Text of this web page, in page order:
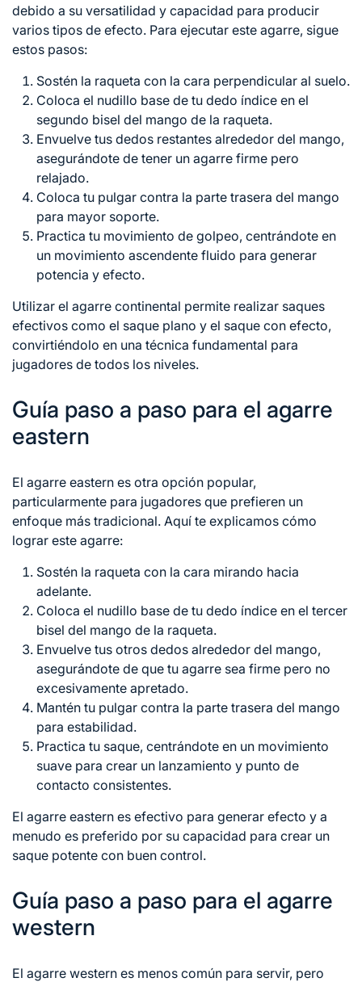
debido a su versatilidad y capacidad para producir
varios tipos de efecto. Para ejecutar este agarre, sigue
estos pasos:
Sostén la raqueta con la cara perpendicular al suelo.
Coloca el nudillo base de tu dedo índice en el
segundo bisel del mango de la raqueta.
Envuelve tus dedos restantes alrededor del mango,
asegurándote de tener un agarre firme pero
relajado.
Coloca tu pulgar contra la parte trasera del mango
para mayor soporte.
Practica tu movimiento de golpeo, centrándote en
un movimiento ascendente fluido para generar
potencia y efecto.
Utilizar el agarre continental permite realizar saques
efectivos como el saque plano y el saque con efecto,
convirtiéndolo en una técnica fundamental para
jugadores de todos los niveles.
Guía paso a paso para el agarre
eastern
El agarre eastern es otra opción popular,
particularmente para jugadores que prefieren un
enfoque más tradicional. Aquí te explicamos cómo
lograr este agarre:
Sostén la raqueta con la cara mirando hacia
adelante.
Coloca el nudillo base de tu dedo índice en el tercer
bisel del mango de la raqueta.
Envuelve tus otros dedos alrededor del mango,
asegurándote de que tu agarre sea firme pero no
excesivamente apretado.
Mantén tu pulgar contra la parte trasera del mango
para estabilidad.
Practica tu saque, centrándote en un movimiento
suave para crear un lanzamiento y punto de
contacto consistentes.
El agarre eastern es efectivo para generar efecto y a
menudo es preferido por su capacidad para crear un
saque potente con buen control.
Guía paso a paso para el agarre
western
El agarre western es menos común para servir, pero